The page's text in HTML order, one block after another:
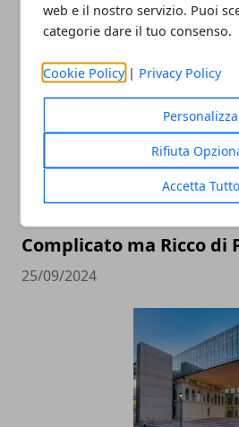
web e il nostro servizio. Puoi
categorie dare il tuo consenso.
Cookie Policy | Privacy Policy
Personalizza
Rifiuta
Accetta Tutto
ARTICOLI CORRELATI
Social Media e
Complicato ma Ricco di
25/09/2024